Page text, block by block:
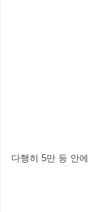
다행히 5만 등 안